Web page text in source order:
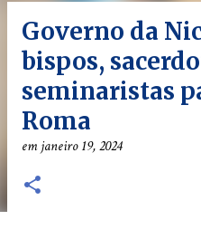
Governo da
bispos,
seminaristas
Roma
emjaneiro 19, 2024